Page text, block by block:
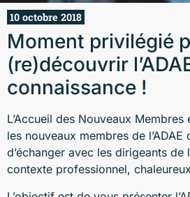
10 octobre 2018
Moment privilégié
(re)découvrir
connaissance !
L’Accueil des Nouveaux
les nouveaux membres de
d’échanger avec les dirigeants de
contexte professionnel,